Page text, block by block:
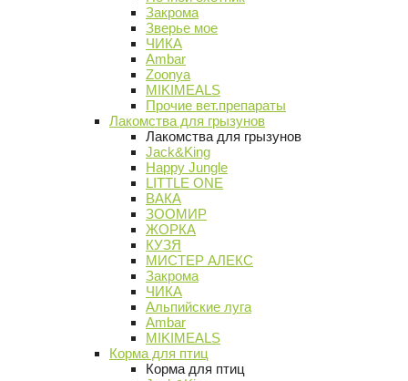
Закрома
Зверье мое
ЧИКА
Ambar
Zoonya
MIKIMEALS
Прочие вет.препараты
Лакомства для грызунов
Лакомства для грызунов
Jack&King
Happy Jungle
LITTLE ONE
ВАКА
ЗООМИР
ЖОРКА
КУЗЯ
МИСТЕР АЛЕКС
Закрома
ЧИКА
Альпийские луга
Ambar
MIKIMEALS
Корма для птиц
Корма для птиц